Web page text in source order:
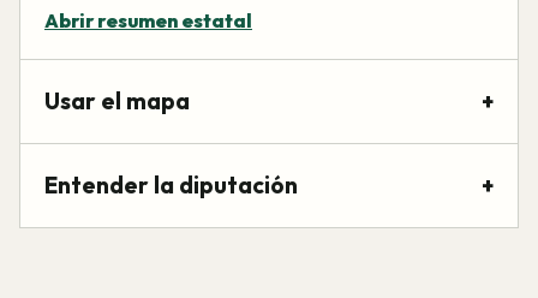
Abrir resumen estatal
Usar el mapa +
Entender la diputación +